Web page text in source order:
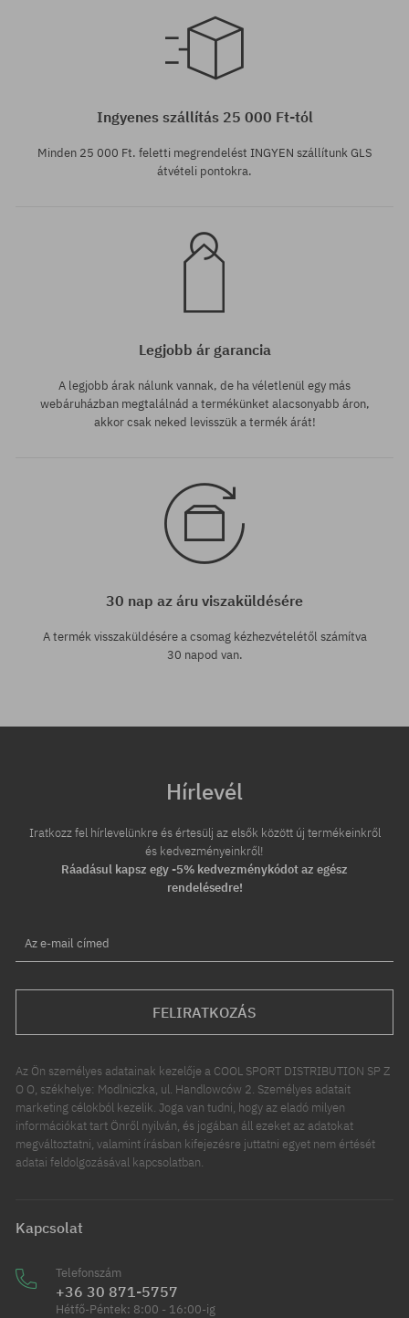
Ingyenes szállítás 25 000 Ft-tól
Minden 25 000 Ft. feletti megrendelést INGYEN szállítunk GLS
átvételi pontokra.
Legjobb ár garancia
A legjobb árak nálunk vannak, de ha véletlenül egy más
webáruházban megtalálnád a termékünket alacsonyabb áron,
akkor csak neked levisszük a termék árát!
30 nap az áru viszaküldésére
A termék visszaküldésére a csomag kézhezvételétől számítva
30 napod van.
Hírlevél
Iratkozz fel hírlevelünkre és értesülj az elsők között új termékeinkről
és kedvezményeinkről!
Ráadásul kapsz egy -5% kedvezménykódot az egész
rendelésedre!
Az e-mail címed
FELIRATKOZÁS
Az Ön személyes adatainak kezelője a COOL SPORT DISTRIBUTION SP Z
O O, székhelye: Modlniczka, ul. Handlowców 2. Személyes adatait
marketing célokból kezelik. Joga van tudni, hogy az eladó milyen
információkat tart Önről nyilván, és jogában áll ezeket az adatokat
megváltoztatni, valamint írásban kifejezésre juttatni egyet nem értését
adatai feldolgozásával kapcsolatban.
Kapcsolat
Telefonszám
+36 30 871-5757
Hétfő-Péntek: 8:00 - 16:00-ig